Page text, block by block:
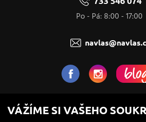
Po - Pá: 8:00 - 17:00
NaVlas.cz - Vlasová
provozovatel e-shopu a
VÁŽÍME SI VAŠEHO